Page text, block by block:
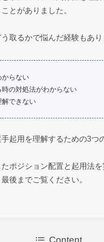
とがありました。
取るかで悩んだ経験もあり
からない
の対処法がわからない
解できない
起用を理解するための3つ
ポジション配置と起用法
後までご覧ください。
Content